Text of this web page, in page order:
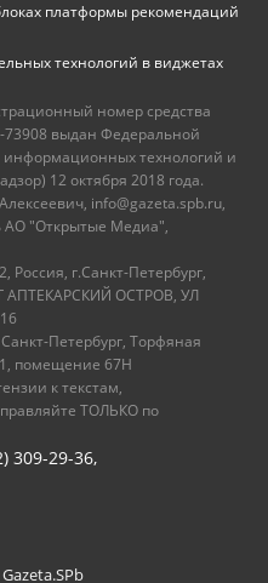
платформы рекомендаций
технологий в виджетах
номер средства
выдан Федеральной
информационных технологий и
12 октября 2018 года.
info@gazeta.spb.ru,
АО "Открытые Медиа",
г.Санкт-Петербург,
ОСТРОВ, УЛ
Петербург, Торфяная
1, помещение 67Н
к текстам,
ТОЛЬКО по
309-29-36,